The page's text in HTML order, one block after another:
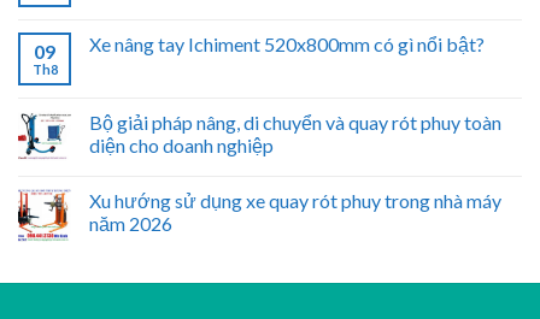
09
Th8
Xe nâng tay Ichiment 520x800mm có gì nổi bật?
Bộ giải pháp nâng, di chuyển và quay rót phuy toàn
diện cho doanh nghiệp
Xu hướng sử dụng xe quay rót phuy trong nhà máy
năm 2026